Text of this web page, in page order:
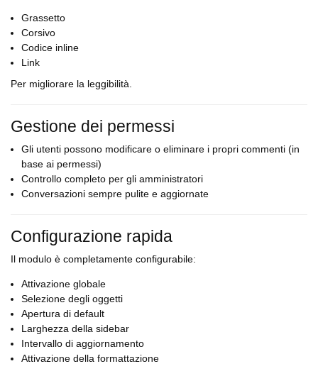
Grassetto
Corsivo
Codice inline
Link
Per migliorare la leggibilità.
Gestione dei permessi
Gli utenti possono modificare o eliminare i propri commenti (in
base ai permessi)
Controllo completo per gli amministratori
Conversazioni sempre pulite e aggiornate
Configurazione rapida
Il modulo è completamente configurabile:
Attivazione globale
Selezione degli oggetti
Apertura di default
Larghezza della sidebar
Intervallo di aggiornamento
Attivazione della formattazione